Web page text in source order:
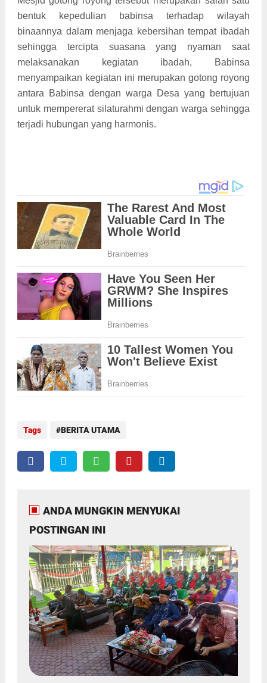
bentuk kepedulian babinsa terhadap wilayah
binaannya dalam menjaga kebersihan tempat ibadah
sehingga tercipta suasana yang nyaman saat
melaksanakan kegiatan ibadah, Babinsa
menyampaikan kegiatan ini merupakan gotong royong
antara Babinsa dengan warga Desa yang bertujuan
untuk mempererat silaturahmi dengan warga sehingga
terjadi hubungan yang harmonis.
Tags BERITA UTAMA
ANDA MUNGKIN MENYUKAI
POSTINGAN INI